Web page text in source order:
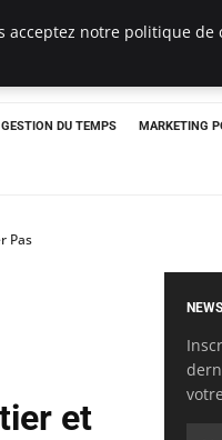
GESTION DU TEMPS MARKETING
Pas
et
acceptez notre politique de